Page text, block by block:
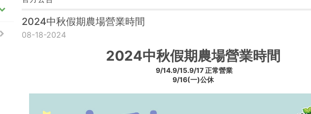
2024中秋假期農場營業時間
08-18-2024
2024中秋假期農場營業時間
9/14.9/15.9/17 正常營業
9/16(一)公休